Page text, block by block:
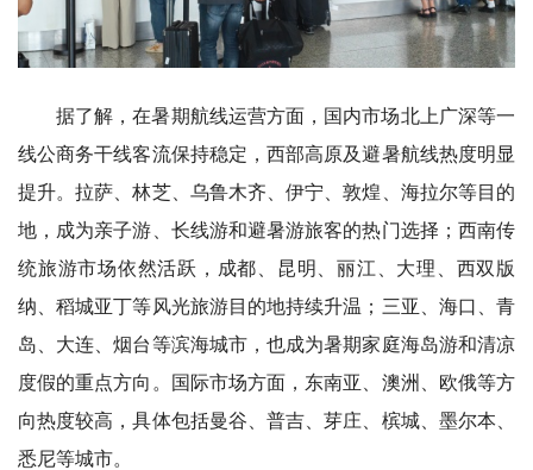
据了解，在暑期航线运营方面，国内市场北上广深等一
线公商务干线客流保持稳定，西部高原及避暑航线热度明显
提升。拉萨、林芝、乌鲁木齐、伊宁、敦煌、海拉尔等目的
地，成为亲子游、长线游和避暑游旅客的热门选择；西南传
统旅游市场依然活跃，成都、昆明、丽江、大理、西双版
纳、稻城亚丁等风光旅游目的地持续升温；三亚、海口、青
岛、大连、烟台等滨海城市，也成为暑期家庭海岛游和清凉
度假的重点方向。国际市场方面，东南亚、澳洲、欧俄等方
向热度较高，具体包括曼谷、普吉、芽庄、槟城、墨尔本、
悉尼等城市。